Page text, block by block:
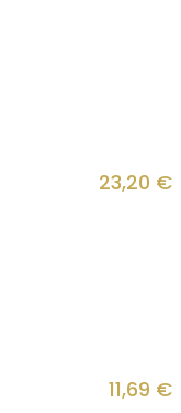
23,20 €
11,69 €